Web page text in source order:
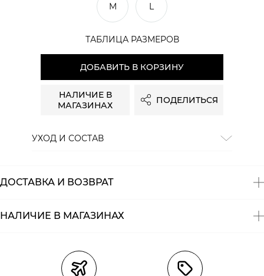
M L
ТАБЛИЦА РАЗМЕРОВ
ДОБАВИТЬ В КОРЗИНУ
НАЛИЧИЕ В
МАГАЗИНАХ
ПОДЕЛИТЬСЯ
УХОД И СОСТАВ
ДОСТАВКА И ВОЗВРАТ
Курьерская доставка СДЭК
НАЛИЧИЕ В МАГАЗИНАХ